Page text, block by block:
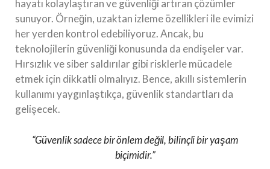
hayatı kolaylaştıran ve güvenliği artıran çözümler
sunuyor. Örneğin, uzaktan izleme özellikleri ile evimizi
her yerden kontrol edebiliyoruz. Ancak, bu
teknolojilerin güvenliği konusunda da endişeler var.
Hırsızlık ve siber saldırılar gibi risklerle mücadele
etmek için dikkatli olmalıyız. Bence, akıllı sistemlerin
kullanımı yaygınlaştıkça, güvenlik standartları da
gelişecek.
“Güvenlik sadece bir önlem değil, bilinçli bir yaşam
biçimidir.”